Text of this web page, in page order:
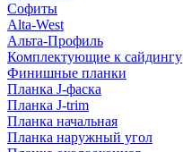
Софиты
Alta-West
Альта-Профиль
Комплектующие к сайдингу
Финишные планки
Планка J-фаска
Планка J-trim
Планка начальная
Планка наружный угол